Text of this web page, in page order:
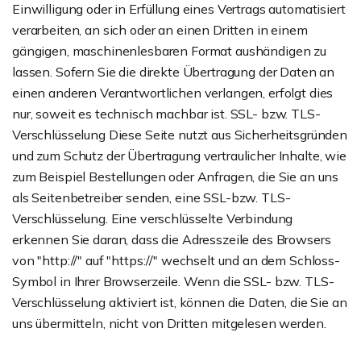
Einwilligung oder in Erfüllung eines Vertrags automatisiert
verarbeiten, an sich oder an einen Dritten in einem
gängigen, maschinenlesbaren Format aushändigen zu
lassen. Sofern Sie die direkte Übertragung der Daten an
einen anderen Verantwortlichen verlangen, erfolgt dies
nur, soweit es technisch machbar ist. SSL- bzw. TLS-
Verschlüsselung Diese Seite nutzt aus Sicherheitsgründen
und zum Schutz der Übertragung vertraulicher Inhalte, wie
zum Beispiel Bestellungen oder Anfragen, die Sie an uns
als Seitenbetreiber senden, eine SSL-bzw. TLS-
Verschlüsselung. Eine verschlüsselte Verbindung
erkennen Sie daran, dass die Adresszeile des Browsers
von "http://" auf "https://" wechselt und an dem Schloss-
Symbol in Ihrer Browserzeile. Wenn die SSL- bzw. TLS-
Verschlüsselung aktiviert ist, können die Daten, die Sie an
uns übermitteln, nicht von Dritten mitgelesen werden.